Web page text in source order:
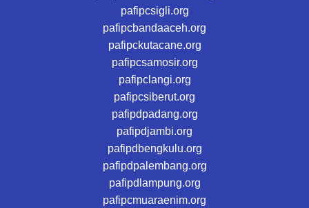
pafipcsigli.org
pafipcbandaaceh.org
pafipckutacane.org
pafipcsamosir.org
pafipclangi.org
pafipcsiberut.org
pafipdpadang.org
pafipdjambi.org
pafipdbengkulu.org
pafipdpalembang.org
pafipdlampung.org
pafipcmuaraenim.org